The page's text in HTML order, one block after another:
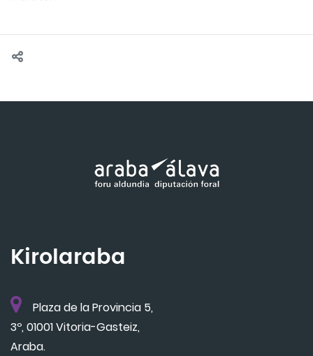
Kirolaraba
Plaza de la Provincia 5,
3º, 01001 Vitoria-Gasteiz,
Araba.